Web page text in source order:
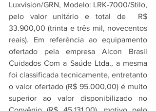
Luxvision/GRN, Modelo: LRK-7000/Stilo,
pelo valor unitário e total de  R$
33.900,00 (trinta e três mil, novecentos
reais). Em referência ao equipamento
ofertado pela empresa Alcon Brasil
Cuidados Com a Saúde Ltda., a mesma
foi classificada tecnicamente, entretanto
o valor ofertado (R$ 95.000,00) é muito
superior ao valor disponibilizado no